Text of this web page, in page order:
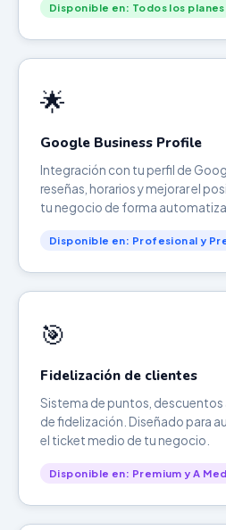
Disponible en: Todos los planes
🌟
Google Business Profile
Integración con tu perfil de
reseñas, horarios y mejorar el
tu negocio de forma
Disponible en: Profesional y
🎯
Fidelización de clientes
Sistema de puntos,
de fidelización. Diseñado para
el ticket medio de tu negocio.
Disponible en: Premium y A